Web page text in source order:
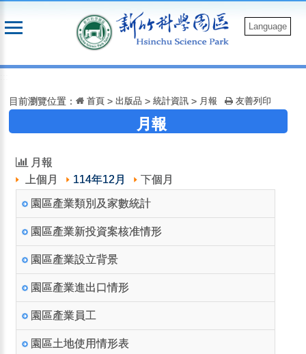
到
Language
目前瀏覽位置： 首頁 >出版品 >統計資訊 > 月報 友善列印
月報
月報
上個月
114年12月 下個月
園區產業類別及家數統計
園區產業新投資案核准情形
園區產業設立背景
園區產業進出口情形
園區產業員工
園區土地使用情形表